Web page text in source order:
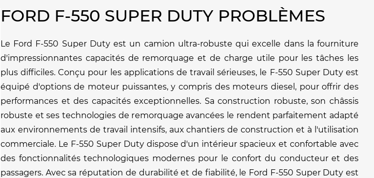
FORD F-550 SUPER DUTY PROBLÈMES
Le Ford F-550 Super Duty est un camion ultra-robuste qui excelle dans la fourniture
d'impressionnantes capacités de remorquage et de charge utile pour les tâches les
plus difficiles. Conçu pour les applications de travail sérieuses, le F-550 Super Duty est
équipé d'options de moteur puissantes, y compris des moteurs diesel, pour offrir des
performances et des capacités exceptionnelles. Sa construction robuste, son châssis
robuste et ses technologies de remorquage avancées le rendent parfaitement adapté
aux environnements de travail intensifs, aux chantiers de construction et à l'utilisation
commerciale. Le F-550 Super Duty dispose d'un intérieur spacieux et confortable avec
des fonctionnalités technologiques modernes pour le confort du conducteur et des
passagers. Avec sa réputation de durabilité et de fiabilité, le Ford F-550 Super Duty est